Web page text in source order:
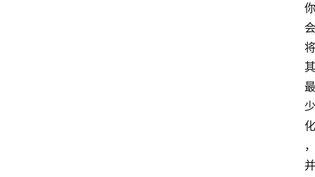
你
会
将
其
最
少
化
，
并